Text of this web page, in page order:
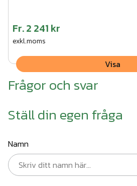
Fr.2 241 kr
exkl.moms
Visa
Frågor och svar
Ställ din egen fråga
Namn